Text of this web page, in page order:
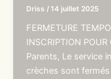
Driss /14 juillet 2025
FERMETURE
INSCRIPTION
Parents, Le service
crèches sont